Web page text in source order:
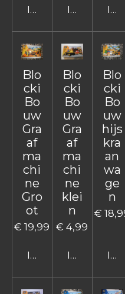
In winkelwagen
In In
Blo
cki
Bo
uw
Gra
af
ma
chi
ne
Gro
ot
€ 19,99
In winkelwagen
Blo
cki
Bo
uw
Gra
af
ma
chi
ne
klei
n
€ 4,99
In
Blo
cki
Bo
uw
hijs
kra
an
wa
ge
n
€
In